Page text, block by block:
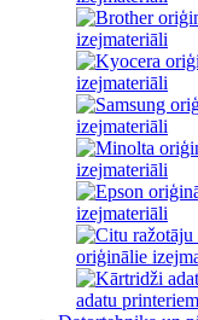
izejmateriāli
izejmateriāli
izejmateriāli
izejmateriāli
izejmateriāli
oriģinālie
adatu